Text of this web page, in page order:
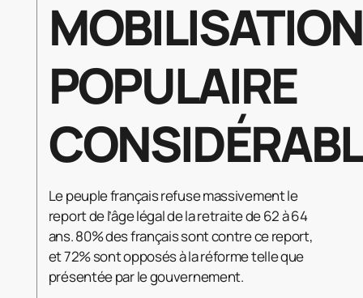
MOBILISATION
POPULAIRE
Le peuple français refuse massivement le
report de l’âge légal de la retraite de 62 à 64
ans. 80% des français sont contre ce report,
et 72% sont opposés à la réforme telle que
présentée par le gouvernement.